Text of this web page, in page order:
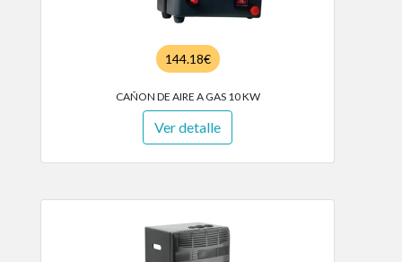
144.18€
CAÑON DE AIRE A GAS 10 KW
Ver detalle